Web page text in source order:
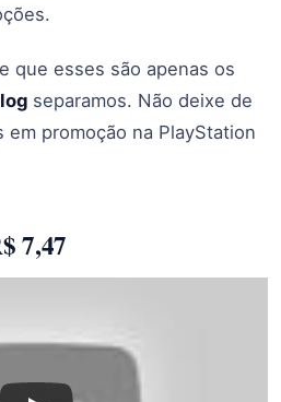
que esses são apenas os
separamos. Não deixe de
promoção na PlayStation
7,47